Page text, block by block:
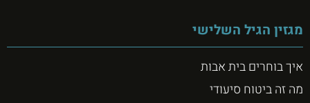
מגזין הגיל השלישי
איך בוחרים בית אבות
מה זה ביטוח סיעודי